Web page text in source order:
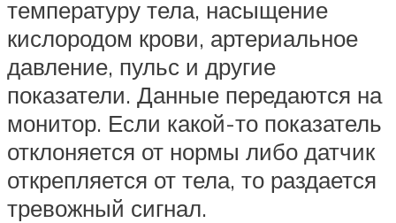
температуру тела, насыщение
кислородом крови, артериальное
давление, пульс и другие
показатели. Данные передаются на
монитор. Если какой-то показатель
отклоняется от нормы либо датчик
открепляется от тела, то раздается
тревожный сигнал.